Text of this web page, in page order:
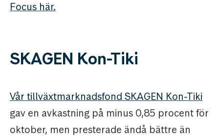
Focus här.
SKAGEN Kon-Tiki
Vår tillväxtmarknadsfond SKAGEN Kon-Tiki
gav en avkastning på minus 0,85 procent för
oktober, men presterade ändå bättre än